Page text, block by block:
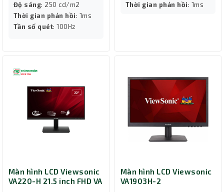
Độ sáng: 250 cd/m2
Thời gian phản hồi: 1ms
Tần số quét: 100Hz
Thời gian phản hồi: 1ms
Màn hình LCD Viewsonic
VA220-H 21.5 inch FHD VA
Màn hình LCD Viewsonic
VA1903H-2